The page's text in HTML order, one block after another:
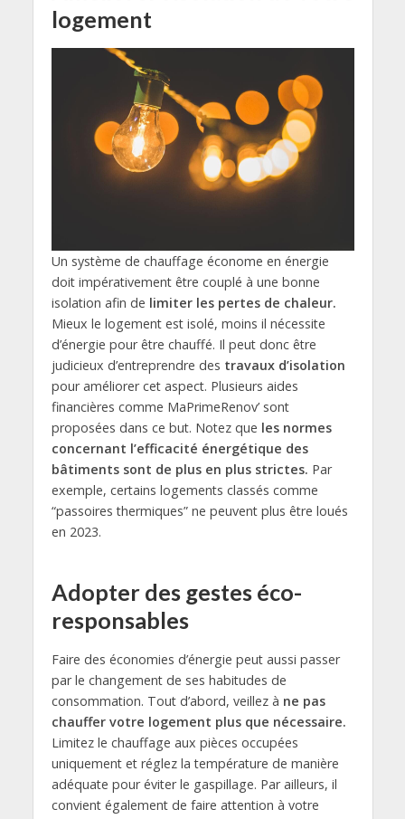
logement
Un système de chauffage économe en énergie
doit impérativement être couplé à une bonne
isolation afin de limiter les pertes de chaleur.
Mieux le logement est isolé, moins il nécessite
d’énergie pour être chauffé. Il peut donc être
judicieux d’entreprendre des travaux d’isolation
pour améliorer cet aspect. Plusieurs aides
financières comme MaPrimeRenov’ sont
proposées dans ce but. Notez que les normes
concernant l’efficacité énergétique des
bâtiments sont de plus en plus strictes. Par
exemple, certains logements classés comme
“passoires thermiques” ne peuvent plus être loués
en 2023.
Adopter des gestes éco-
responsables
Faire des économies d’énergie peut aussi passer
par le changement de ses habitudes de
consommation. Tout d’abord, veillez à ne pas
chauffer votre logement plus que nécessaire.
Limitez le chauffage aux pièces occupées
uniquement et réglez la température de manière
adéquate pour éviter le gaspillage. Par ailleurs, il
convient également de faire attention à votre